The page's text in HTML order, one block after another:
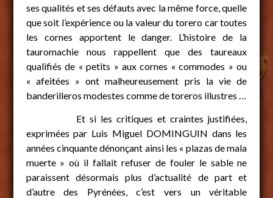
ses qualités et ses défauts avec la même force, quelle
que soit l’expérience ou la valeur du torero car toutes
les cornes apportent le danger. L’histoire de la
tauromachie nous rappellent que des taureaux
qualifiés de « petits » aux cornes « commodes » ou
« afeitées » ont malheureusement pris la vie de
banderilleros modestes comme de toreros illustres …
Et si les critiques et craintes justifiées,
exprimées par Luis Miguel DOMINGUIN dans les
années cinquante dénonçant ainsi les « plazas de mala
muerte » où il fallait refuser de fouler le sable ne
paraissent désormais plus d’actualité de part et
d’autre des Pyrénées, c’est vers un véritable